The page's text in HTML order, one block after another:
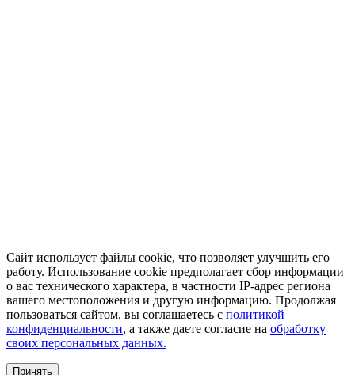
Сайт использует файлы cookie, что позволяет улучшить его
работу. Использование cookie предполагает сбор информации
о вас технического характера, в частности IP-адрес региона
вашего местоположения и другую информацию. Продолжая
пользоваться сайтом, вы соглашаетесь с политикой
конфиденциальности, а также даете согласие на обработку
своих персональных данных.
Принять